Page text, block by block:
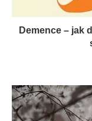
Demence – jak